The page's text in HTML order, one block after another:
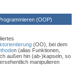
(OOP)
(OO), bei dem
n (alias Funktionen,
außen hin (ab-)kapseln, so
manipulieren